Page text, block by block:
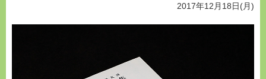
2017年12月18日(月)